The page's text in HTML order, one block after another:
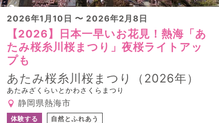
2026年1月10日 〜 2026年2月8日
【2026】日本一早いお花見！熱海「あ
たみ桜糸川桜まつり」夜桜ライトアッ
プも
あたみ桜糸川桜まつり（2026年）
あたみざくらいとかわさくらまつり
静岡県熱海市
体験する 自然とふれあう